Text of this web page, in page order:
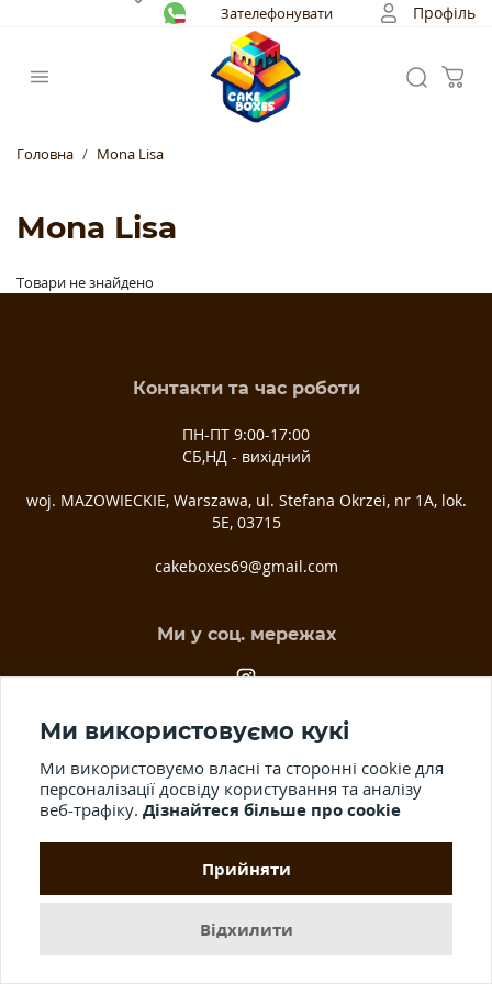
Зателефонувати Профіль
Головна Mona Lisa
Mona Lisa
Товари не знайдено
Контакти та час роботи
ПН-ПТ 9:00-17:00
СБ,НД - вихідний
woj. MAZOWIECKIE, Warszawa, ul. Stefana Okrzei, nr 1A, lok.
5E, 03­715
cakeboxes69@gmail.com
Ми у соц. мережах
матеріалів сайту, розповсюдження та копіювання інформації без
письмового дозволу заборонено.
Ми використовуємо кукі
Ми використовуємо власні та сторонні cookie для
персоналізації досвіду користування та аналізу
веб-трафіку. Дізнайтеся більше про cookie
Прийняти
Відхилити